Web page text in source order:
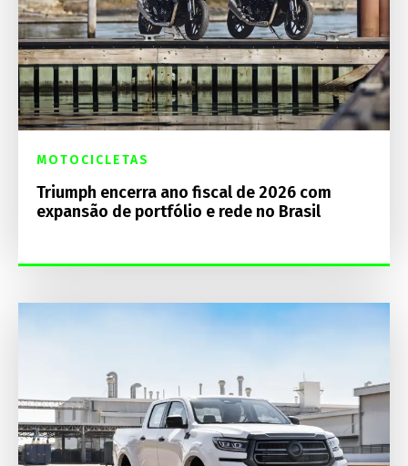
MOTOCICLETAS
Triumph encerra ano fiscal de 2026 com
expansão de portfólio e rede no Brasil